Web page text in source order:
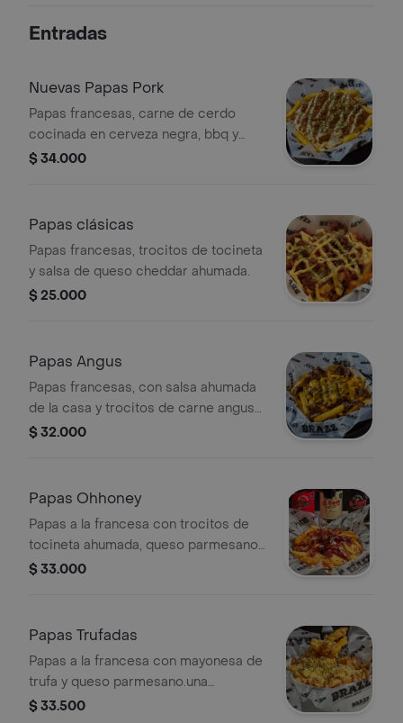
Entradas
Nuevas Papas Pork
Papas francesas, carne de cerdo
cocinada en cerveza negra, bbq y
miel, sour cream y crocante de papas
$ 34.000
Papas clásicas
Papas francesas, trocitos de tocineta
y salsa de queso cheddar ahumada.
$ 25.000
Papas Angus
Papas francesas, con salsa ahumada
de la casa y trocitos de carne angus
con queso cheddar.
$ 32.000
Papas Ohhoney
Papas a la francesa con trocitos de
tocineta ahumada, queso parmesano
y miel picante ohhoneyhothoney. una
$ 33.000
Papas Trufadas
Papas a la francesa con mayonesa de
trufa y queso parmesano.una
entradita ideal.
$ 33.500